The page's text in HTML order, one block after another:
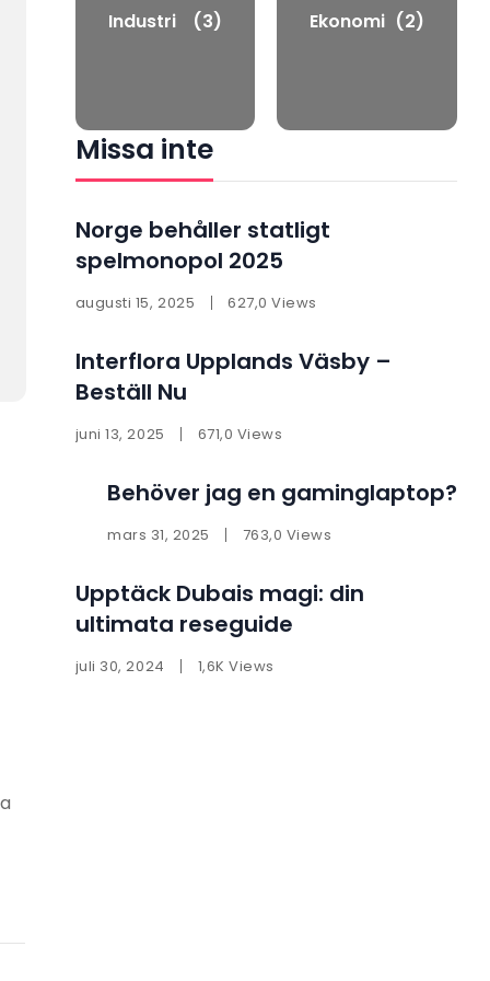
Industri (3) Ekonomi (2)
Missa inte
Norge behåller statligt
spelmonopol 2025
augusti 15, 2025 627,0 Views
Interflora Upplands Väsby –
Beställ Nu
juni 13, 2025 671,0 Views
Behöver jag en gaminglaptop?
mars 31, 2025 763,0 Views
Upptäck Dubais magi: din
ultimata reseguide
juli 30, 2024 1,6K Views